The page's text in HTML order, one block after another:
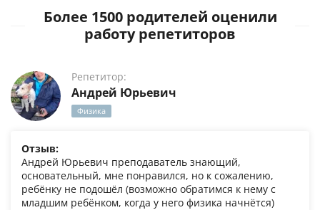
Более 1500 родителей оценили
работу репетиторов
Репетитор:
Андрей Юрьевич
Физика
Отзыв:
Андрей Юрьевич преподаватель знающий,
основательный, мне понравился, но к сожалению,
ребёнку не подошёл (возможно обратимся к нему с
младшим ребёнком, когда у него физика начнётся)